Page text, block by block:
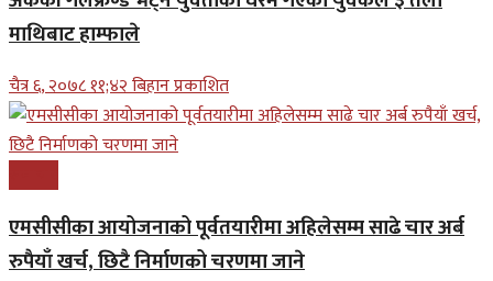
माथिबाट हाम्फाले
चैत्र ६, २०७८ ११;४२ बिहान प्रकाशित
एमसीसीका आयोजनाको पूर्वतयारीमा अहिलेसम्म साढे चार अर्ब
रुपैयाँ खर्च, छिटै निर्माणको चरणमा जाने